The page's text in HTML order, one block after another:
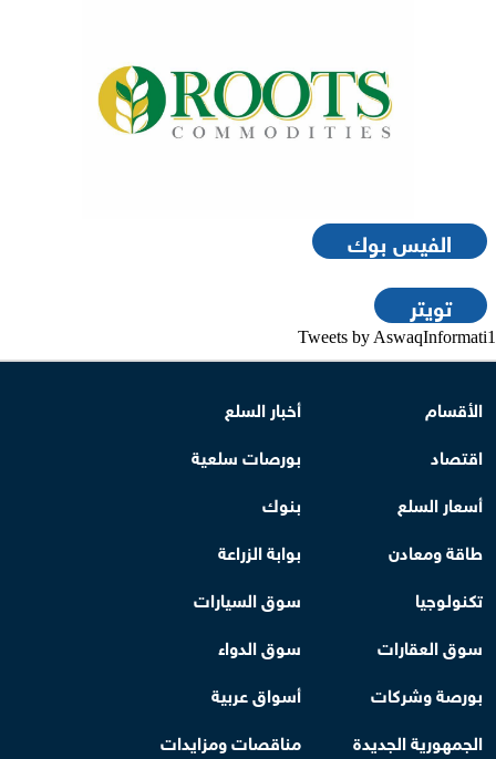
الفيس بوك
تويتر
Tweets by AswaqInformati1
الأقسام
أخبار السلع
اقتصاد
بورصات سلعية
أسعار السلع
بنوك
طاقة ومعادن
بوابة الزراعة
تكنولوجيا
سوق السيارات
سوق العقارات
سوق الدواء
بورصة وشركات
أسواق عربية
الجمهورية الجديدة
مناقصات ومزايدات